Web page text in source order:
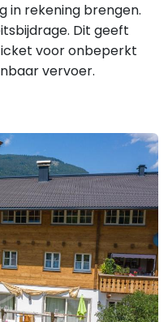
in rekening brengen.
Dit geeft
voor onbeperkt
vervoer.